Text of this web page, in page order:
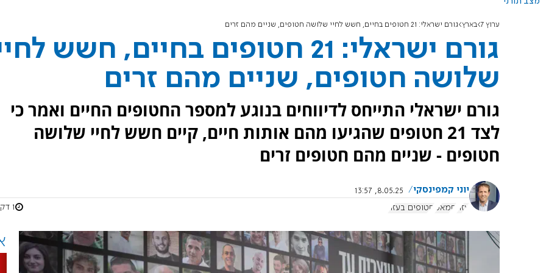
ערוץ 7 בארץ גורם ישראלי: 21 חטופים בחיים, חשש לחיי שלושה חטופים, שניים מהם זרים
גורם ישראלי: 21 חטופים בחיים, חשש
שלושה חטופים, שניים מהם זרים
גורם ישראלי התייחס לדיווחים בנוגע למספר החטופים החיים ואמר כי
לצד 21 חטופים שהגיעו מהם אותות חיים, קיים חשש לחיי שלושה
חטופים - שניים מהם חטופים זרים
יוני קמפינסקי
8.05.25, 13:57
עזה
חמאס חטופים בעזה 1 דקות